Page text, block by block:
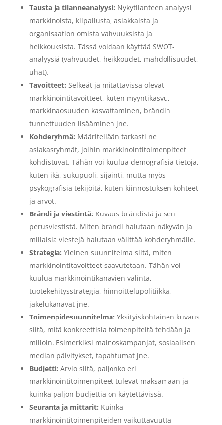
Tausta ja tilanneanalyysi: Nykytilanteen analyysi
markkinoista, kilpailusta, asiakkaista ja
organisaation omista vahvuuksista ja
heikkouksista. Tässä voidaan käyttää SWOT-
analyysiä (vahvuudet, heikkoudet, mahdollisuudet,
uhat).
Tavoitteet: Selkeät ja mitattavissa olevat
markkinointitavoitteet, kuten myyntikasvu,
markkinaosuuden kasvattaminen, brändin
tunnettuuden lisääminen jne.
Kohderyhmä: Määritellään tarkasti ne
asiakasryhmät, joihin markkinointitoimenpiteet
kohdistuvat. Tähän voi kuulua demografisia tietoja,
kuten ikä, sukupuoli, sijainti, mutta myös
psykografisia tekijöitä, kuten kiinnostuksen kohteet
ja arvot.
Brändi ja viestintä: Kuvaus brändistä ja sen
perusviestistä. Miten brändi halutaan näkyvän ja
millaisia viestejä halutaan välittää kohderyhmälle.
Strategia: Yleinen suunnitelma siitä, miten
markkinointitavoitteet saavutetaan. Tähän voi
kuulua markkinointikanavien valinta,
tuotekehitysstrategia, hinnoittelupolitiikka,
jakelukanavat jne.
Toimenpidesuunnitelma: Yksityiskohtainen kuvaus
siitä, mitä konkreettisia toimenpiteitä tehdään ja
milloin. Esimerkiksi mainoskampanjat, sosiaalisen
median päivitykset, tapahtumat jne.
Budjetti: Arvio siitä, paljonko eri
markkinointitoimenpiteet tulevat maksamaan ja
kuinka paljon budjettia on käytettävissä.
Seuranta ja mittarit: Kuinka
markkinointitoimenpiteiden vaikuttavuutta